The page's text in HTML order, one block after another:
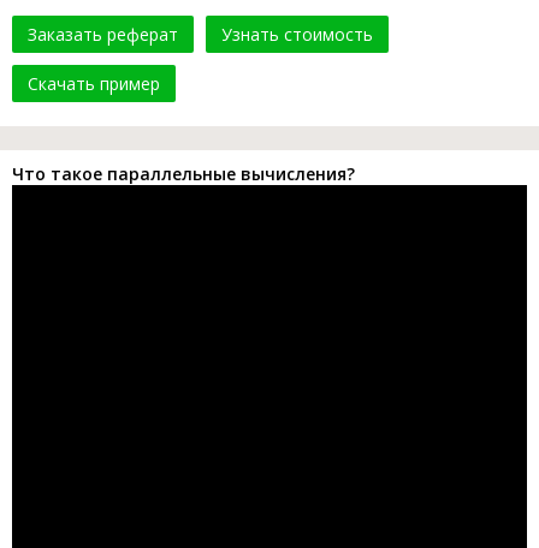
Заказать реферат Узнать стоимость
Скачать пример
Что такое параллельные вычисления?